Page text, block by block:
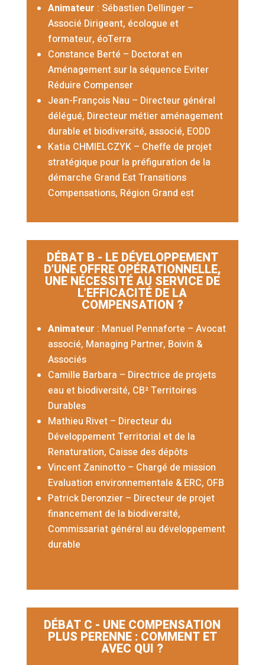
Animateur : Sébastien Dellinger –
Associé Dirigeant, écologue et
formateur, éoTerra
Constance Berté – Doctorat en
Aménagement sur la séquence Eviter
Réduire Compenser
Jean-François Nau – Directeur général
délégué, Directeur métier aménagement
durable et biodiversité, associé, EODD
Katia CHMIELCZYK – Cheffe de projet
stratégique pour la préfiguration de la
démarche Grand Est Transitions
Compensations, Région Grand est
DÉBAT B - LE DÉVELOPPEMENT
D’UNE OFFRE OPÉRATIONNELLE,
UNE NÉCESSITÉ AU SERVICE DE
L’EFFICACITÉ DE LA
COMPENSATION ?
Animateur : Manuel Pennaforte – Avocat
associé, Managing Partner, Boivin &
Associés
Camille Barbara – Directrice de projets
eau et biodiversité, CB² Territoires
Durables
Mathieu Rivet – Directeur du
Développement Territorial et de la
Renaturation, Caisse des dépôts
Vincent Zaninotto – Chargé de mission
Evaluation environnementale & ERC, OFB
Patrick Deronzier – Directeur de projet
financement de la biodiversité,
Commissariat général au développement
durable
DÉBAT C - UNE COMPENSATION
PLUS PERENNE : COMMENT ET
AVEC QUI ?